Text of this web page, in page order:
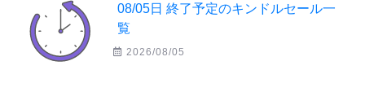
08/05日 終了予定のキンドルセール一
覧
2026/08/05